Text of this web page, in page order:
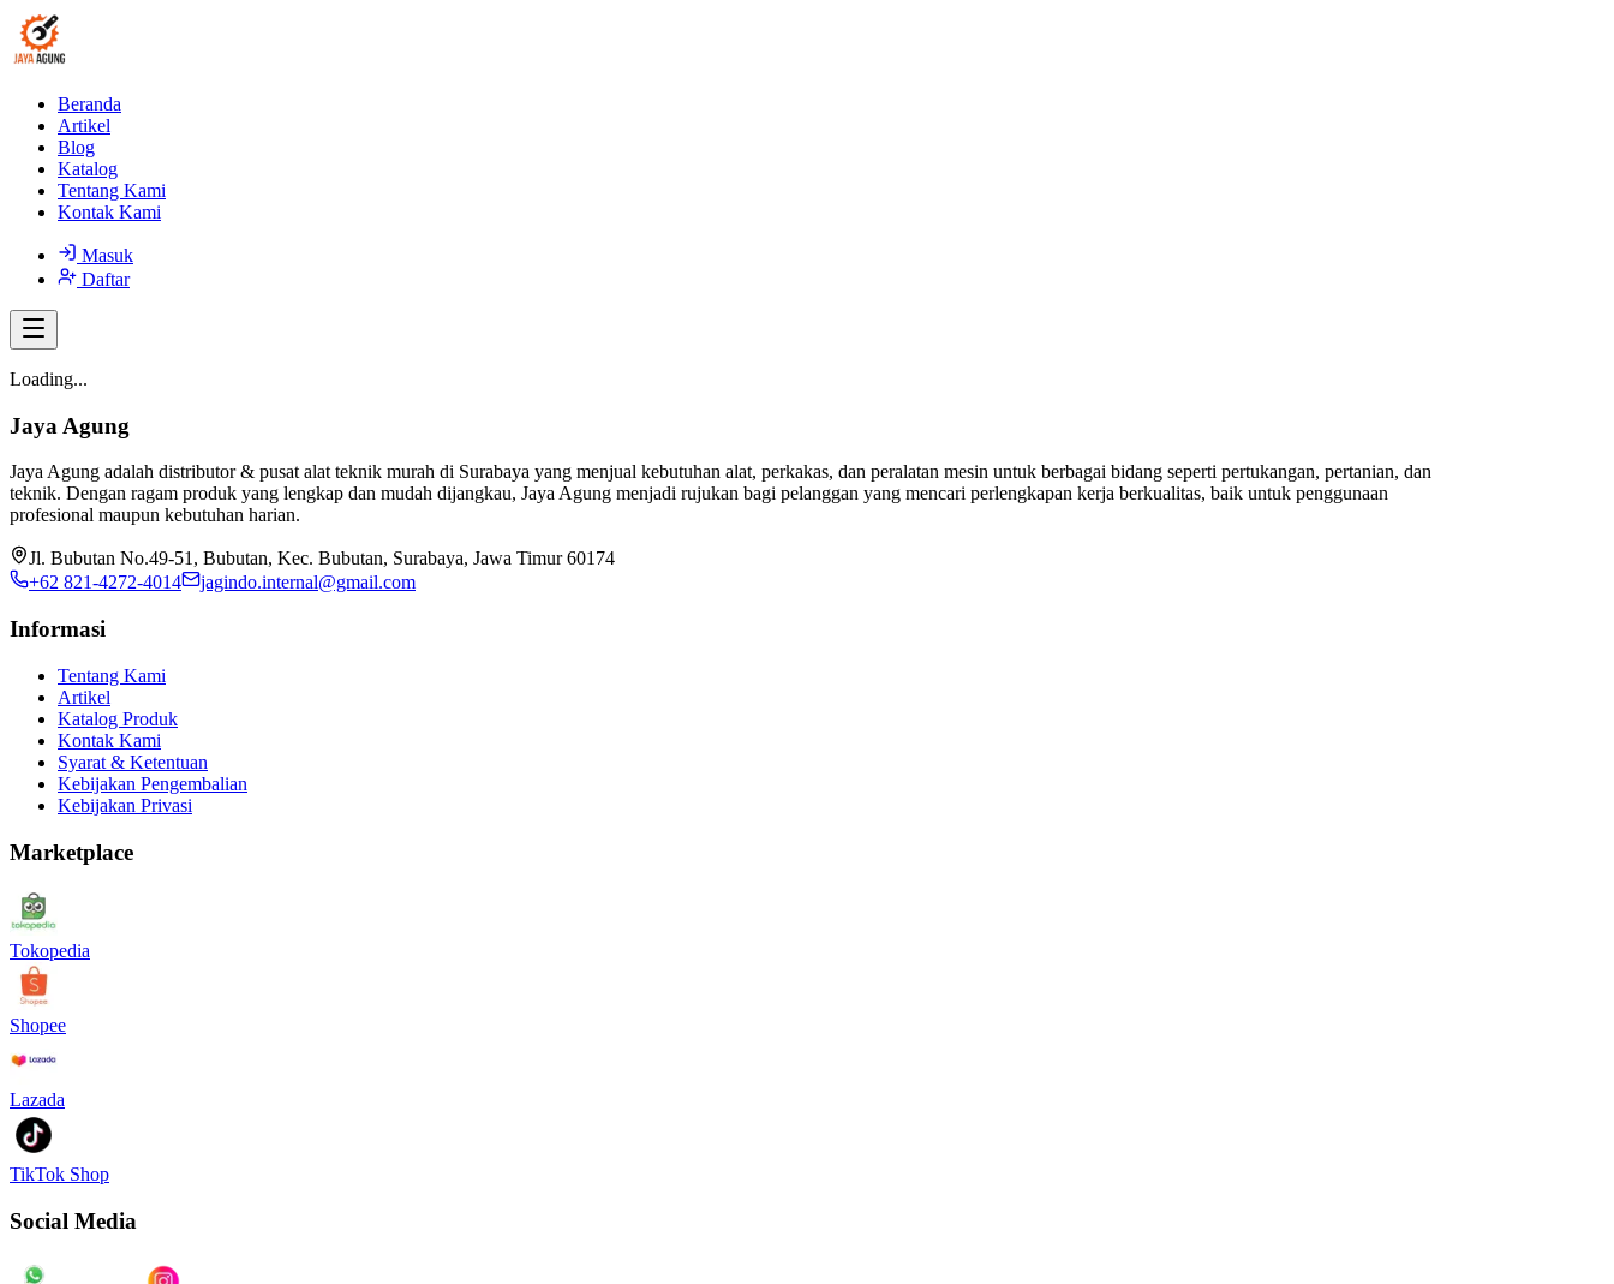
Beranda
Artikel
Blog
Katalog
Tentang Kami
Kontak Kami
Masuk
Daftar
Loading...
Jaya Agung
Jaya Agung adalah distributor & pusat alat teknik murah di Surabaya yang menjual kebutuhan alat, perkakas, dan peralatan mesin untuk berbagai bidang seperti pertukangan, pertanian, dan
teknik. Dengan ragam produk yang lengkap dan mudah dijangkau, Jaya Agung menjadi rujukan bagi pelanggan yang mencari perlengkapan kerja berkualitas, baik untuk penggunaan
profesional maupun kebutuhan harian.
Jl. Bubutan No.49-51, Bubutan, Kec. Bubutan, Surabaya, Jawa Timur 60174
+62 821-4272-4014
jagindo.internal@gmail.com
Informasi
Tentang Kami
Artikel
Katalog Produk
Kontak Kami
Syarat & Ketentuan
Kebijakan Pengembalian
Kebijakan Privasi
Marketplace
Tokopedia
Shopee
Lazada
TikTok Shop
Social Media